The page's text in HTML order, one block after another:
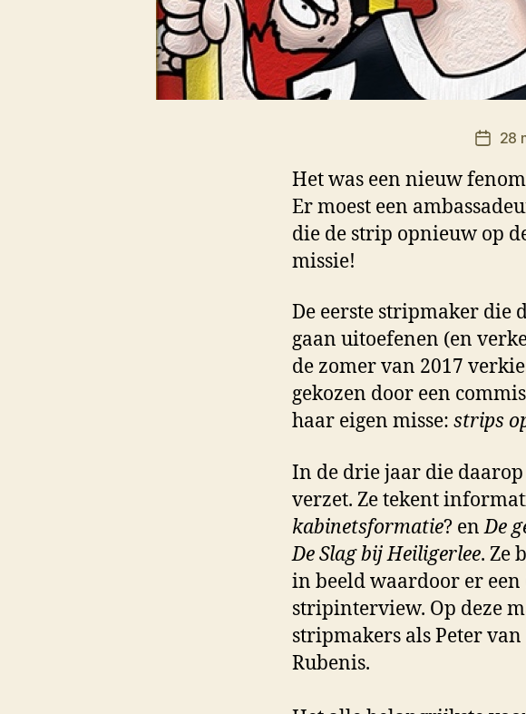
28
Het was een nieuw
Er moest een
die de strip opnieuw op
missie!
De eerste stripmaker die
gaan uitoefenen (en
de zomer van 2017
gekozen door een
haar eigen misse: strips
In de drie jaar die
verzet. Ze tekent
kabinetsformatie? enDe
De Slag bij Heiligerlee. Ze
in beeld waardoor er
stripinterview. Op deze
stripmakers als Peter
Rubenis.